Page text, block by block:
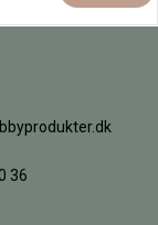
36